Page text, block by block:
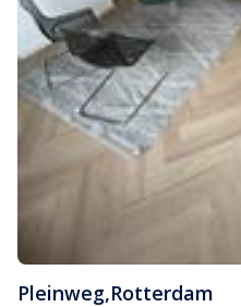
Pleinweg,Rotterdam